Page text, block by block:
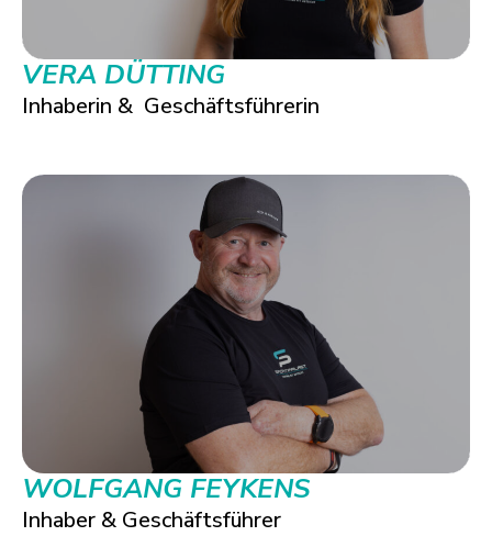
VERA DÜTTING
Inhaberin & Geschäftsführerin
WOLFGANG FEYKENS
Inhaber & Geschäftsführer